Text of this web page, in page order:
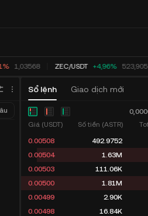
1,03568 ZEC/USDT +4,96% 523,905
Sổ lệnh Giao dịch mới
Giá (USDT)
Số tiền (ASTR)
0.00508
492.9752
0.00504
1.63M
0.00503
111.06K
0.00500
1.81M
0.00499
2.90K
0.00498
16.84K